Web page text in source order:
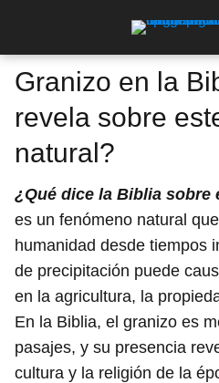
Granizo en la
revela sobre
natural?
¿Qué dice la Biblia sobre
es un fenómeno natural
humanidad desde tiempos
de precipitación puede
en la agricultura, la
En la Biblia, el granizo es
pasajes, y su presencia
cultura y la religión de la